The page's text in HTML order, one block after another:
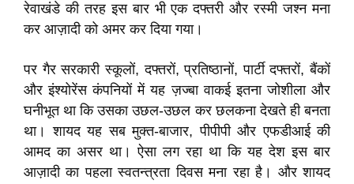
रेवाखंडे की तरह इस बार भी एक दफ्तरी और रस्मी जश्न मना
कर आज़ादी को अमर कर दिया गया।
पर गैर सरकारी स्कूलों, दफ्तरों, प्रतिष्ठानों, पार्टी दफ्तरों, बैंकों
और इंश्योरेंस कंपनियों में यह ज़ज्बा वाकई इतना जोशीला और
घनीभूत था कि उसका उछल-उछल कर छलकना देखते ही बनता
था। शायद यह सब मुक्त-बाजार, पीपीपी और एफडीआई की
आमद का असर था। ऐसा लग रहा था कि यह देश इस बार
आज़ादी का पहला स्वतन्त्रता दिवस मना रहा है। और शायद